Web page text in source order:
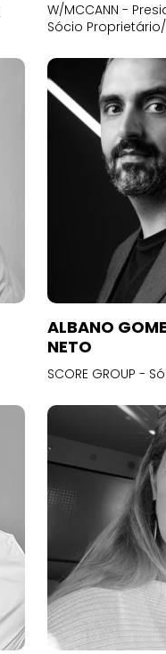
W/MCCANN -
Sócio
ALBANO
NETO
SCORE GROUP -